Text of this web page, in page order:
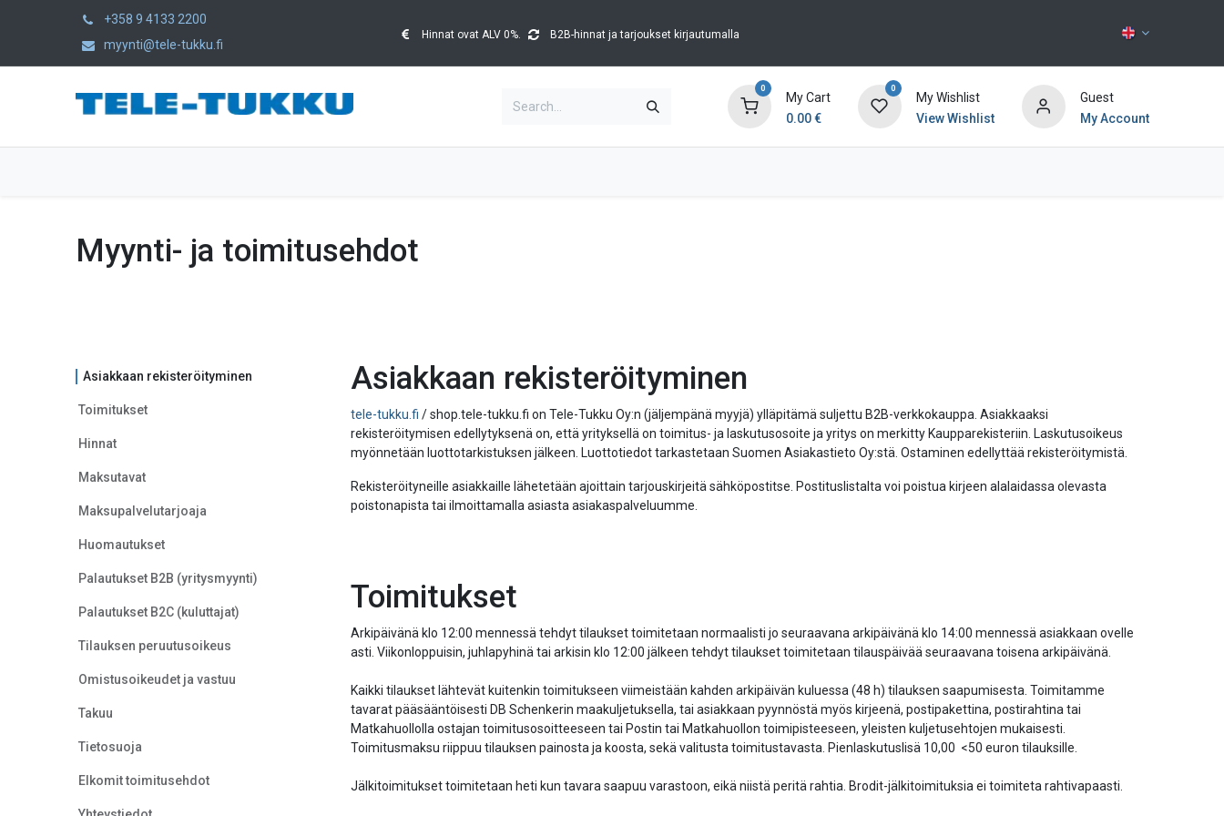
+358 9 4133 2200
myynti@tele-tukku.fi
Hinnat ovat ALV 0%. B2B-hinnat ja tarjoukset kirjautumalla
0
My Cart
0.00€
0
My Wishlist
View Wishlist
Guest
My Account
Myynti- ja toimitusehdot
Asiakkaan rekisteröityminen
Toimitukset
Hinnat
Maksutavat
Maksupalvelutarjoaja
Huomautukset
Palautukset B2B (yritysmyynti)
Palautukset B2C (kuluttajat)
Tilauksen peruutusoikeus
Omistusoikeudet ja vastuu
Takuu
Tietosuoja
Elkomit toimitusehdot
Asiakkaan rekisteröityminen
tele-tukku.fi / shop.tele-tukku.fi on Tele-Tukku Oy:n (jäljempänä myyjä) ylläpitämä suljettu B2B-verkkokauppa. Asiakkaaksi
rekisteröitymisen edellytyksenä on, että yrityksellä on toimitus- ja laskutusosoite ja yritys on merkitty Kaupparekisteriin. Laskutusoikeus
myönnetään luottotarkistuksen jälkeen. Luottotiedot tarkastetaan Suomen Asiakastieto Oy:stä. Ostaminen edellyttää rekisteröitymistä.
Rekisteröityneille asiakkaille lähetetään ajoittain tarjouskirjeitä sähköpostitse. Postituslistalta voi poistua kirjeen alalaidassa olevasta
poistonapista tai ilmoittamalla asiasta asiakaspalveluumme.
Toimitukset
Arkipäivänä klo 12:00 mennessä tehdyt tilaukset toimitetaan normaalisti jo seuraavana arkipäivänä klo 14:00 mennessä asiakkaan ovelle
asti. Viikonloppuisin, juhlapyhinä tai arkisin klo 12:00 jälkeen tehdyt tilaukset toimitetaan tilauspäivää seuraavana toisena arkipäivänä.
Kaikki tilaukset lähtevät kuitenkin toimitukseen viimeistään kahden arkipäivän kuluessa (48 h) tilauksen saapumisesta. Toimitamme
tavarat pääsääntöisesti DB Schenkerin maakuljetuksella, tai asiakkaan pyynnöstä myös kirjeenä, postipakettina, postirahtina tai
Matkahuollolla ostajan toimitusosoitteeseen tai Postin tai Matkahuollon toimipisteeseen, yleisten kuljetusehtojen mukaisesti.
Toimitusmaksu riippuu tilauksen painosta ja koosta, sekä valitusta toimitustavasta. Pienlaskutuslisä 10,00 <50 euron tilauksille.
Jälkitoimitukset toimitetaan heti kun tavara saapuu varastoon, eikä niistä peritä rahtia. Brodit-jälkitoimituksia ei toimiteta rahtivapaasti.